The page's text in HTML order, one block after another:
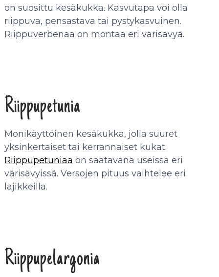
on suosittu kesäkukka. Kasvutapa voi olla
riippuva, pensastava tai pystykasvuinen.
Riippuverbenaa on montaa eri värisävyä.
Riippupetunia
Monikäyttöinen kesäkukka, jolla suuret
yksinkertaiset tai kerrannaiset kukat.
Riippupetuniaa on saatavana useissa eri
värisävyissä. Versojen pituus vaihtelee eri
lajikkeilla.
Riippupelargonia